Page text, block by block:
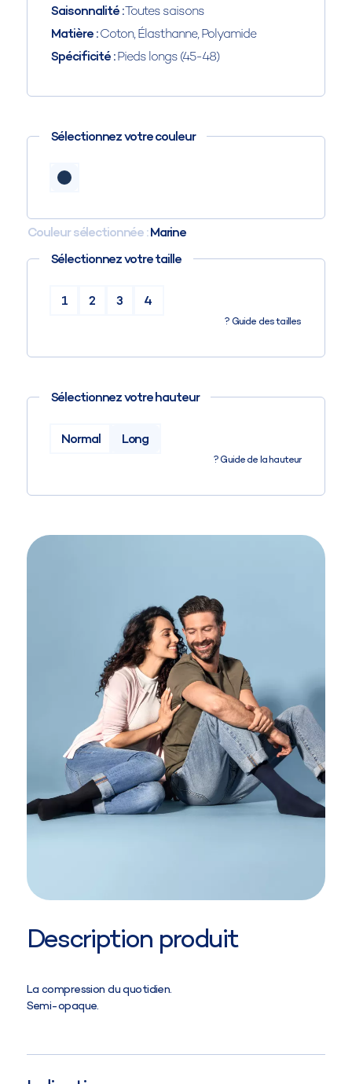
Saisonnalité :Toutes saisons
Matière :Coton, Élasthanne, Polyamide
Spécificité :Pieds longs (45-48)
Sélectionnez votre couleur
Couleur sélectionnée :Marine
Sélectionnez votre taille
1 2 3 4
?Guide des tailles
Sélectionnez votre hauteur
Long
Normal
?Guide de la hauteur
Description produit
La compression du quotidien.
Semi-opaque.